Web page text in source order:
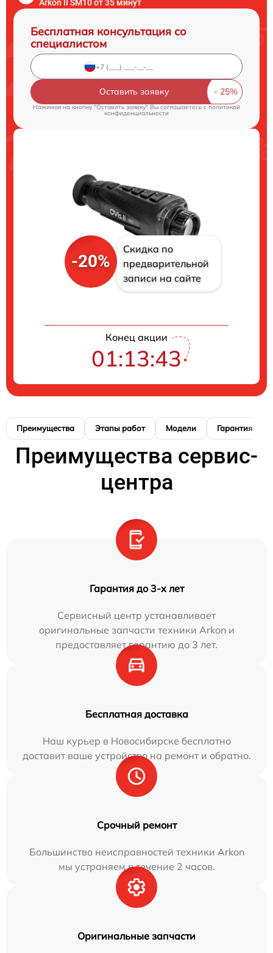
Arkon II SM10 от 35 минут
Бесплатная консультация со
специалистом
Оставить заявку
Нажимая на кнопку "Оставить заявку" Вы соглашаетесь c политикой
конфиденциальности
-20%
Скидка по
предварительной
записи на сайте
Конец акции
01:13:42
Преимущества Этапы работ Модели Гарантия
Преимущества сервис-
центра
Гарантия до 3-х лет
Сервисный центр устанавливает
оригинальные запчасти техники Arkon и
предоставляет гарантию до 3 лет.
Бесплатная доставка
Наш курьер в Новосибирске бесплатно
доставит ваше устройство на ремонт и обратно.
Срочный ремонт
Большинство неисправностей техники Arkon
мы устраняем в течение 2 часов.
Оригинальные запчасти